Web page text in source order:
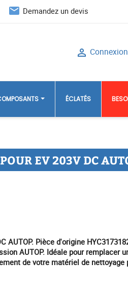
email Demandez un devis
 Connexion
ÉCLATÉS
EV 203V DC
AUTOP. Pièce d'origine
AUTOP. Idéale pour remplacer
de votre matériel de nettoyage